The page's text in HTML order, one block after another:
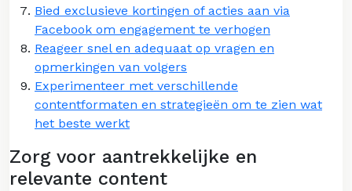
Bied exclusieve kortingen of acties aan via
Facebook om engagement te verhogen
Reageer snel en adequaat op vragen en
opmerkingen van volgers
Experimenteer met verschillende
contentformaten en strategieën om te zien wat
het beste werkt
Zorg voor aantrekkelijke en
relevante content